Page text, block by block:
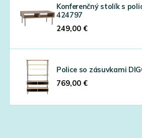
Konferenčný stolík s
424797
249,00 €
Police so zásuvkami
769,00 €